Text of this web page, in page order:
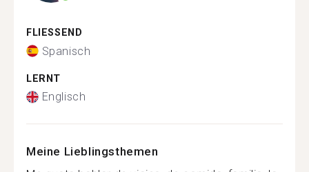
FLIESSEND
Spanisch
LERNT
Englisch
Meine Lieblingsthemen